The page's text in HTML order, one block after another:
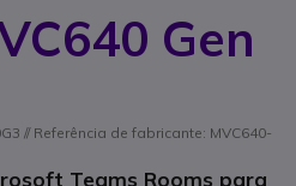
Gen
// Referência de fabricante: MVC640-
Teams Rooms para
de imagens